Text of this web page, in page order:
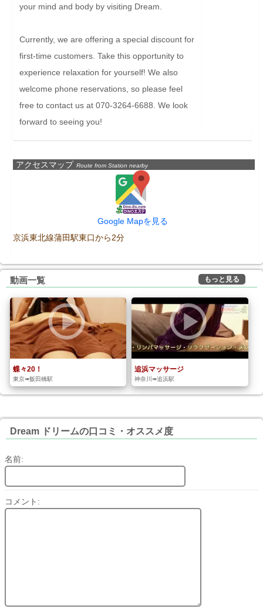
your mind and body by visiting Dream.
Currently, we are offering a special discount for
first-time customers. Take this opportunity to
experience relaxation for yourself! We also
welcome phone reservations, so please feel
free to contact us at 070-3264-6688. We look
forward to seeing you!
アクセスマップ Route from Station nearby
Google Mapを見る
京浜東北線蒲田駅東口から2分
動画一覧 もっと見る
蝶々20！
東京➠飯田橋駅
追浜マッサージ
神奈川➠追浜駅
Dream ドリームの口コミ・オススメ度
名前:
コメント: